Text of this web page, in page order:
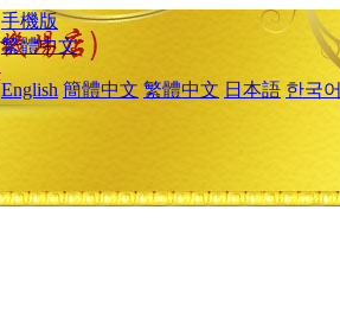
手機版
繁體中文
English 簡體中文 繁體中文 日本語 한국어